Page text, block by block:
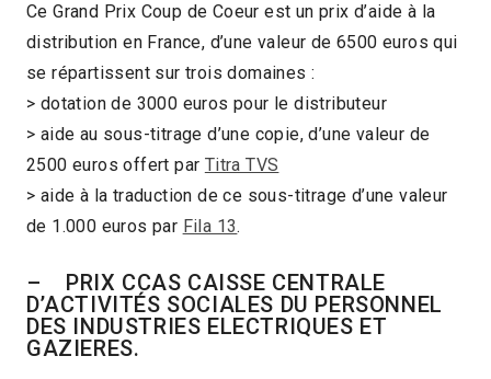
Ce Grand Prix Coup de Coeur est un prix d’aide à la
distribution en France, d’une valeur de 6500 euros qui
se répartissent sur trois domaines :
> dotation de 3000 euros pour le distributeur
> aide au sous-titrage d’une copie, d’une valeur de
2500 euros offert par Titra TVS
> aide à la traduction de ce sous-titrage d’une valeur
de 1.000 euros par Fila 13.
– PRIX CCAS CAISSE CENTRALE
D’ACTIVITÉS SOCIALES DU PERSONNEL
DES INDUSTRIES ELECTRIQUES ET
GAZIERES.